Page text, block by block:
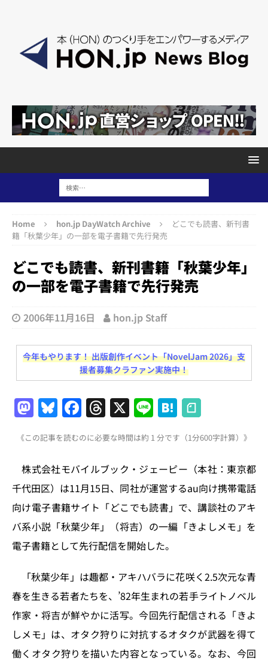
Home hon.jp DayWatch Archive
どこでも読書、新刊書
籍「秋葉少年」の一部を電子書籍で先行発売
どこでも読書、新刊書籍「秋葉少年」
の一部を電子書籍で先行発売
2006年11月16日 hon.jp Staff
今年もやります！ 出版創作イベント「NovelJam 2026」支
援者募集クラファン実施中！
M
a
st
o
d
o
n
Bl
u
e
s
k
y
F
a
c
e
b
o
o
k
T
h
re
a
d
s
X Li
n
e
H
at
e
n
a
《この記事を読むのに必要な時間は約 1 分です（1分600字計算）》
株式会社モバイルブック・ジェーピー（本社：東京都
千代田区）は11月15日、同社が運営するau向け携帯電話
向け電子書籍サイト「どこでも読書」で、講談社のアキ
バ系小説「秋葉少年」（将吉）の一編「きよしメモ」を
電子書籍として先行配信を開始した。
「秋葉少年」は趣都・アキハバラに花咲く2.5次元な青
春を生きる若者たちを、’82年生まれの若手ライトノベル
作家・将吉が鮮やかに活写。今回先行配信される「きよ
しメモ」は、オタク狩りに対抗するオタクが武器を得て
働くオタク狩りを描いた内容となっている。なお、今回